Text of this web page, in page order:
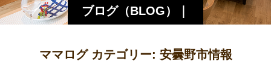
ブログ（BLOG）｜
エルハウス
ママログ カテゴリー: 安曇野市情報